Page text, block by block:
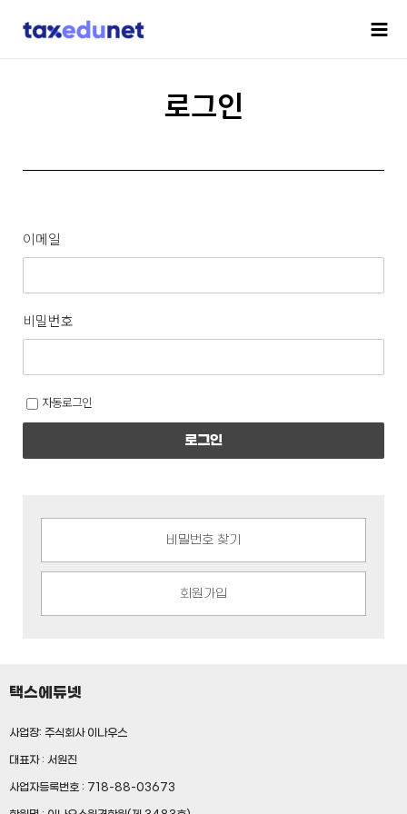
로그인
이메일
비밀번호
자동로그인
로그인
비밀번호 찾기
회원가입
택스에듀넷
사업장: 주식회사 이나우스
대표자 : 서원진
사업자등록번호 : 718-88-03673